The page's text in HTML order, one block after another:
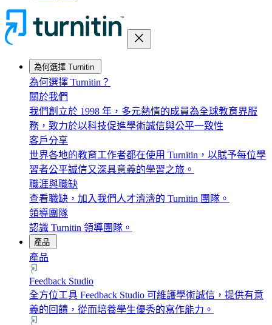
close
為何選擇 Turnitin
為何選擇 Turnitin？
關於我們
我們創立於 1998 年，多元熱情的成員為全球教育界服
務，致力於以科技促進學術誠信與公平一致性
客戶分享
世界各地的教育工作者都在使用 Turnitin，以賦予每位學
習者公平誠信又深具意義的學習之旅。
職涯與職缺
查看職缺，加入我們人才濟濟的 Turnitin 團隊。
領導團隊
認識 Turnitin 領導團隊。
產品
產品
Feedback Studio
全方位工具 Feedback Studio 可維護學術誠信，提供有意
義的回饋，從而培養學生優秀的寫作能力。